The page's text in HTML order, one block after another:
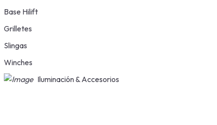
Base Hilift
Grilletes
Slingas
Winches
Iluminación & Accesorios